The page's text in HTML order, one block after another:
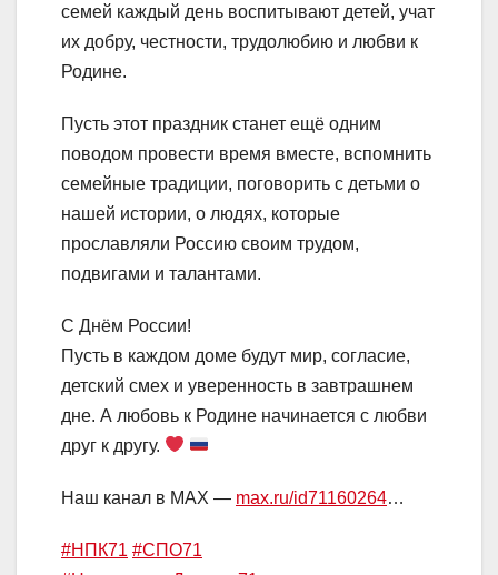
семей каждый день воспитывают детей, учат
их добру, честности, трудолюбию и любви к
Родине.
Пусть этот праздник станет ещё одним
поводом провести время вместе, вспомнить
семейные традиции, поговорить с детьми о
нашей истории, о людях, которые
прославляли Россию своим трудом,
подвигами и талантами.
С Днём России!
Пусть в каждом доме будут мир, согласие,
детский смех и уверенность в завтрашнем
дне. А любовь к Родине начинается с любви
друг к другу.
Наш канал в MAX — max.ru/id71160264…
#НПК71 #СПО71